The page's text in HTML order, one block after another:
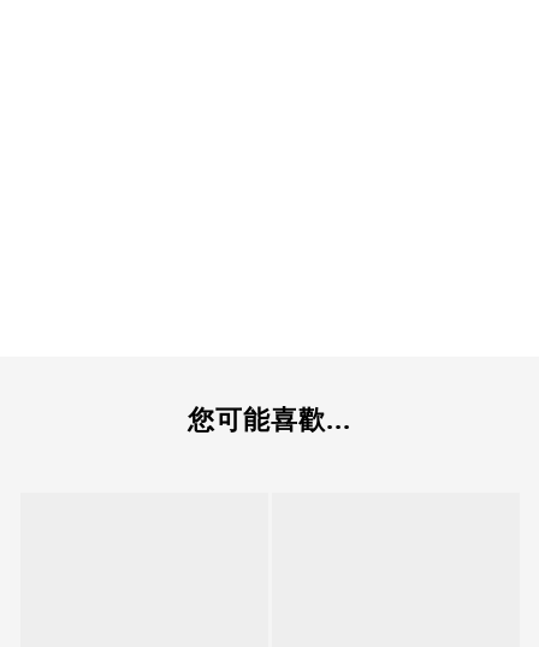
您可能喜歡...